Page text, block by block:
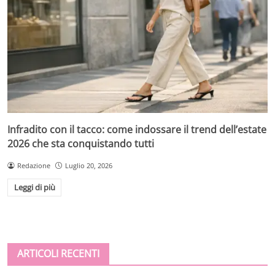
Infradito con il tacco: come indossare il trend dell’estate
2026 che sta conquistando tutti
Redazione Luglio 20, 2026
Leggi di più
ARTICOLI RECENTI